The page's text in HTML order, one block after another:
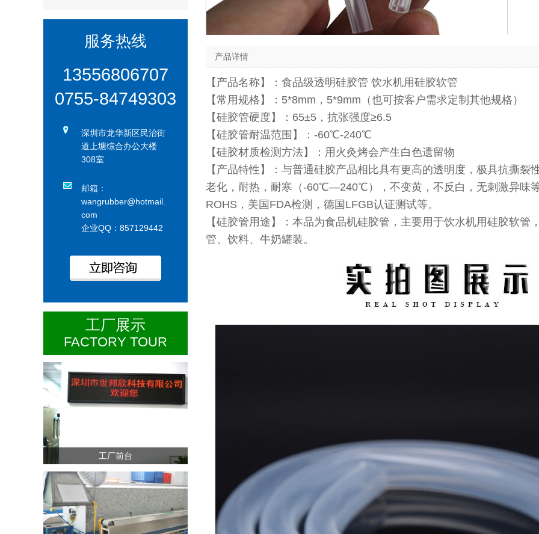
服务热线
13556806707
0755-84749303
深圳市龙华新区民治街
道上塘综合办公大楼
308室
邮箱：
wangrubber@hotmail.
com
企业QQ：857129442
工厂展示
FACTORY TOUR
工厂前台
产品详情
【产品名称】：食品级透明硅胶管 饮水机用硅胶软管
【常用规格】：5*8mm，5*9mm（也可按客户需求定制其他规格）
【硅胶管硬度】：65±5，抗张强度≥6.5
【硅胶管耐温范围】：-60℃-240℃
【硅胶材质检测方法】：用火灸烤会产生白色遗留物
【产品特性】：与普通硅胶产品相比具有更高的透明度，极具抗撕
老化，耐热，耐寒（-60℃—240℃），不变黄，不反白，无刺激异味
ROHS，美国FDA检测，德国LFGB认证测试等。
【硅胶管用途】：本品为食品机硅胶管，主要用于饮水机用硅胶软
管、饮料、牛奶罐装。